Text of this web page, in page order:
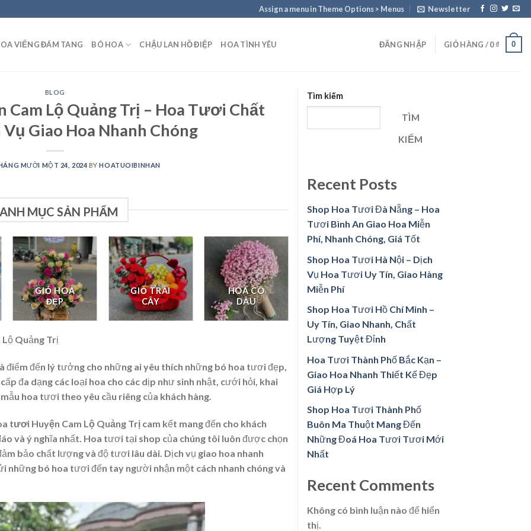
Assign a menu in Theme Options > Menus Newsletter
VIẾNG ĐÁM TANG BÓ HOA CHẬU LAN HỒ ĐIỆP HOA TÌNH YÊU ĐĂNG NHẬP GIỎ HÀNG /0₫ 0
BLOG
Cam Lộ Quảng Trị – Hoa Tươi Chất
Giao Hoa Nhanh Chóng
MƯỜI MỘT 24, 2024 BYHOATUOIBINHAN
MỤC SẢN PHẨM
GIỎ HOA
ĐẸP
GIỎ TRÁI
CÂY
HOA CÔ
DÂU
Quảng Trị
điểm đến lý tưởng cho những ai yêu thích những bó hoa tươi đẹp,
đa dạng các loại hoa cho các dịp như sinh nhật, cưới hỏi, khai
hoa tươi theo yêu cầu riêng của khách hàng.
tươi Huyện Cam Lộ Quảng Trị cam kết mang đến cho khách
và ý nghĩa nhất. Hoa tươi tại shop của chúng tôi luôn được chọn
bảo chất lượng và độ tươi lâu dài. Dịch vụ giao hoa nhanh
những bó hoa tươi đến tay người nhận một cách nhanh chóng và
Tìm kiếm
TÌM
KIẾM
Recent Posts
Shop Hoa Tươi Đà Nẵng – Hoa
Tươi Bình An Giao Hoa Miễn
Phí, Nhanh Chóng, Giá Tốt
Shop Hoa Tươi Hà Nội – Dịch
Vụ Hoa Tươi Uy Tín, Giao Hàng
Miễn Phí
Shop Hoa Tươi Hồ Chí Minh –
Uy Tín, Giao Nhanh, Chất
Lượng Tuyệt Đỉnh
Hoa Tươi Thành Phố Bắc Kạn –
Giao Hoa Nhanh Thiết Kế Đẹp
Giá Hợp Lý
Shop Hoa Tươi Thành Phố
Buôn Ma Thuột Mang Đến
Những Đoá Hoa Tươi Tươi Mới
Nhất
Recent Comments
Không có bình luận nào để hiển
thị.